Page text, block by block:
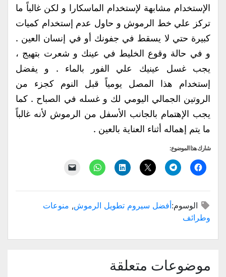
الإستخدام مشابهة لإستخدام الماسكارا و لكن غالباً ما
تركز علي خط الرموش و حاول عدم إستخدام كميات
كبيرة حتي لا يسقط في جفونك أو في إنسان العين .
و في حالة وقوع الخليط في عينك و شعرت بتهيج ،
يجب غسل عينيك علي الفور بالماء . و يفضل
إستخدام هذا المصل يومياً قبل النوم كجزء من
الروتين الجمالي اليومي لك و غسله في الصباح . كما
يجب الإهتمام بالجانب الأسفل من الرموش لأنه غالباً
ما يتم إهماله أثناء العناية بالعين .
شارك هذا الموضوع:
انقر
للمشاركة
(فتح
نافذة
جديدة)
انقر
للمشاركة
(فتح
نافذة
جديدة)
النقر
للمشاركة
(فتح
نافذة
جديدة)
اضغط
لتشارك
(فتح
نافذة
جديدة)
انقر
للمشاركة
(فتح
نافذة
جديدة)
البريد
إلى
صديق
جديدة)
الوسوم:أفضل سيروم تطويل الرموش, منوعات
وطرائف
موضوعات متعلقة